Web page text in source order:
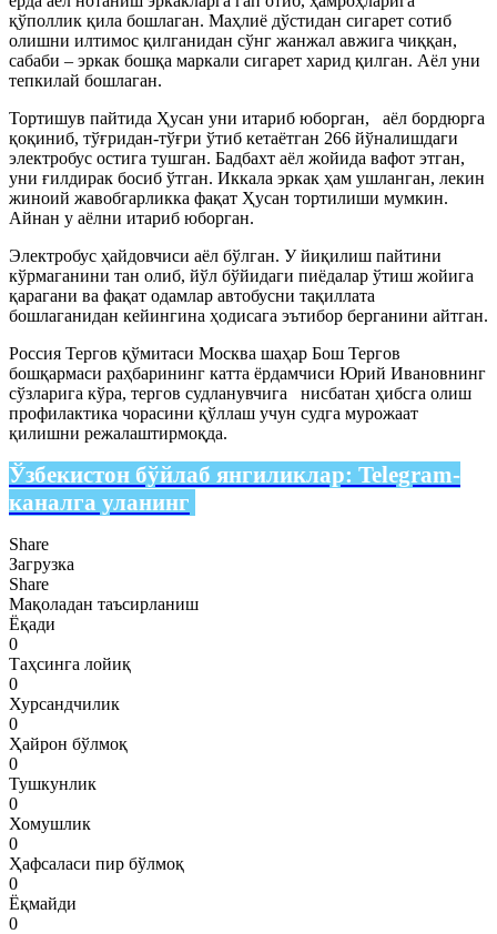
қўполлик қила бошлаган. Маҳлиё дўстидан сигарет сотиб
олишни илтимос қилганидан сўнг жанжал авжига чиққан,
сабаби – эркак бошқа маркали сигарет харид қилган. Аёл уни
тепкилай бошлаган.
Тортишув пайтида Ҳусан уни итариб юборган, аёл бордюрга
қоқиниб, тўғридан-тўғри ўтиб кетаётган 266 йўналишдаги
электробус остига тушган. Бадбахт аёл жойида вафот этган,
уни ғилдирак босиб ўтган. Иккала эркак ҳам ушланган, лекин
жиноий жавобгарликка фақат Ҳусан тортилиши мумкин.
Айнан у аёлни итариб юборган.
Электробус ҳайдовчиси аёл бўлган. У йиқилиш пайтини
кўрмаганини тан олиб, йўл бўйидаги пиёдалар ўтиш жойига
қарагани ва фақат одамлар автобусни тақиллата
бошлаганидан кейингина ҳодисага эътибор берганини айтган.
Россия Тергов қўмитаси Москва шаҳар Бош Тергов
бошқармаси раҳбарининг катта ёрдамчиси Юрий Ивановнинг
сўзларига кўра, тергов судланувчига нисбатан ҳибсга олиш
профилактика чорасини қўллаш учун судга мурожаат
қилишни режалаштирмоқда.
Ўзбекистон бўйлаб янгиликлар: Telegram-
каналга уланинг
Share
Загрузка
Share
Мақоладан таъсирланиш
Ёқади
0
Таҳсинга лойиқ
0
Хурсандчилик
0
Ҳайрон бўлмоқ
0
Тушкунлик
0
Хомушлик
0
Ҳафсаласи пир бўлмоқ
0
Ёқмайди
0